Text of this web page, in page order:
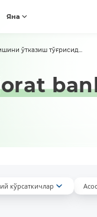
Яна
ўтказиш тўғрисид...
кўрсаткичлар